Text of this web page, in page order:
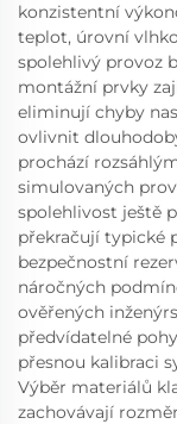
konzistentní
teplot, úrovní
spolehlivý provoz
montážní prvky
eliminují chyby
ovlivnit
prochází
simulovaných
spolehlivost ještě
překračují typické
bezpečnostní
náročných
ověřených
předvídatelné
přesnou kalibraci
Výběr materiálů
zachovávají